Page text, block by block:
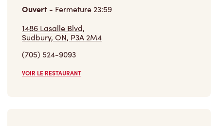
Ouvert - Fermeture23:59
1486 Lasalle Blvd,
Sudbury, ON, P3A 2M4
(705) 524-9093
VOIR LE RESTAURANT